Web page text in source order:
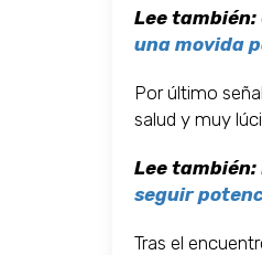
Lee también:
una movida
Por último
salud y muy
Lee también:
seguir
Tras el